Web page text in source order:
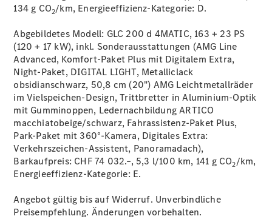
Benz Rent
Mercedes-
Benz Apps
2G und 3G
Netzabschaltung
Betriebsanleitungen
Support &
Kontakt
134 g CO2/km, Energieeffizienz-Kategorie: D.
Abgebildetes Modell: GLC 200 d 4MATIC, 163 + 23 PS
(120 + 17 kW), inkl. Sonderausstattungen (AMG Line
Advanced, Komfort-Paket Plus mit Digitalem Extra,
Night-Paket, DIGITAL LIGHT, Metalliclack
obsidianschwarz, 50,8 cm (20") AMG Leichtmetallräder
im Vielspeichen-Design, Trittbretter in Aluminium-Optik
mit Gumminoppen, Ledernachbildung ARTICO
macchiatobeige/schwarz, Fahrassistenz-Paket Plus,
Park-Paket mit 360°-Kamera, Digitales Extra:
Verkehrszeichen-Assistent, Panoramadach),
Barkaufpreis: CHF 74 032.–, 5,3 l/100 km, 141 g CO2/km,
Energieeffizienz-Kategorie: E.
Angebot gültig bis auf Widerruf. Unverbindliche
Preisempfehlung. Änderungen vorbehalten.